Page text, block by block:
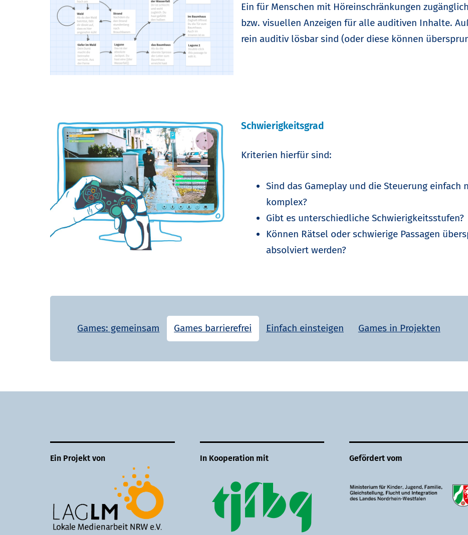
Ein für Menschen mit Höreinschränkungen
bzw. visuellen Anzeigen für alle auditiven Inhalte.
rein auditiv lösbar sind (oder diese können
Schwierigkeitsgrad
Kriterien hierfür sind:
Sind das Gameplay und die Steuerung
komplex?
Gibt es unterschiedliche Schwierigkeitsstufen?
Können Rätsel oder schwierige Passagen
absolviert werden?
Games: gemeinsam Games barrierefrei Einfach einsteigen Games in Projekten
Ein Projekt von In Kooperation mit Gefördert vom